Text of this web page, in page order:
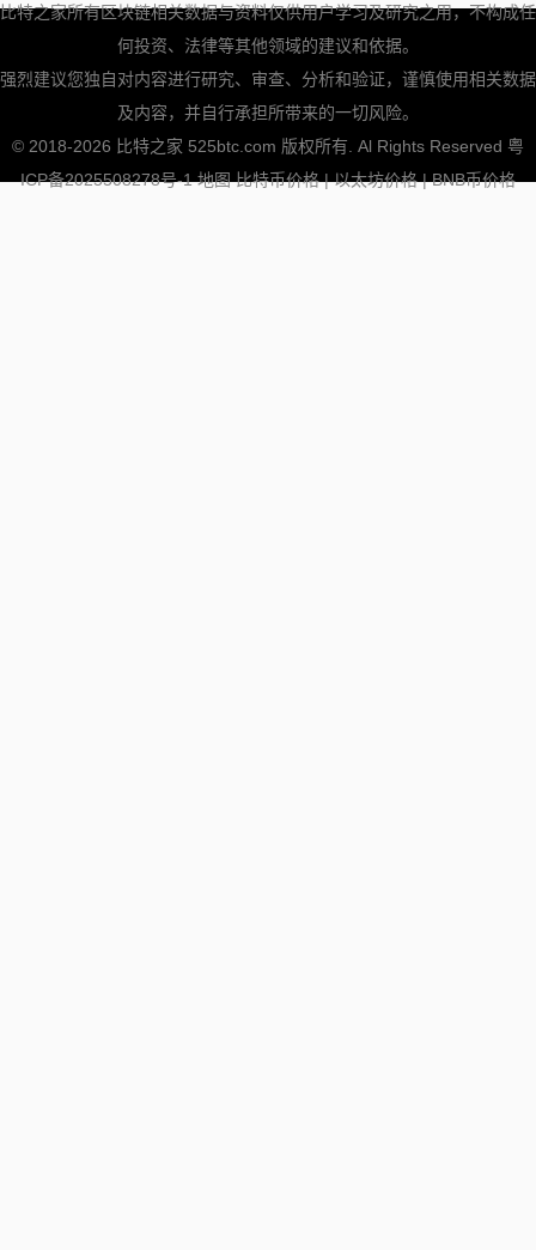
比特之家所有区块链相关数据与资料仅供用户学习及研究之用，不构成任
何投资、法律等其他领域的建议和依据。
强烈建议您独自对内容进行研究、审查、分析和验证，谨慎使用相关数据
及内容，并自行承担所带来的一切风险。
© 2018-2026 比特之家 525btc.com 版权所有. Al Rights Reserved 粤
ICP备2025508278号-1 地图 比特币价格|以太坊价格|BNB币价格